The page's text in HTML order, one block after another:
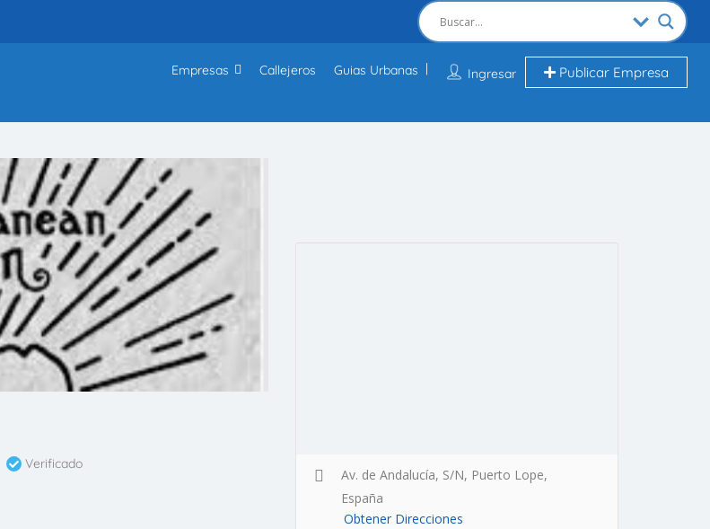
Ingresar Publicar Empresa
Empresas Callejeros Guias Urbanas
Verificado
Av. de Andalucía, S/N, Puerto Lope,
España
Obtener Direcciones